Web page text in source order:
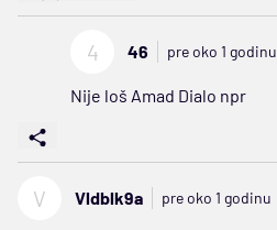
4 46 pre oko 1 godinu
Nije loš Amad Dialo npr
V Vldblk9a pre oko 1 godinu